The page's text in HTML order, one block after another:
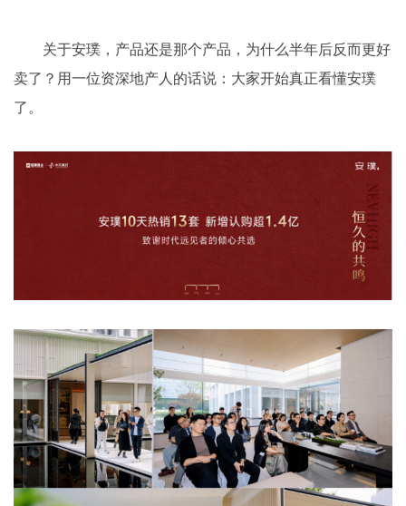
关于安璞，产品还是那个产品，为什么半年后反而更好
卖了？用一位资深地产人的话说：大家开始真正看懂安璞
了。